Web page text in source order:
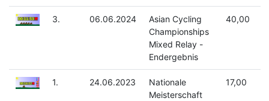
3. 06.06.2024
Asian Cycling
Championships
Mixed Relay -
Endergebnis
40,00
1. 24.06.2023
Nationale
Meisterschaft
17,00